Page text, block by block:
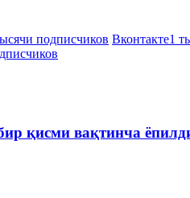
подписчиков Вконтакте1
қисми вақтинча